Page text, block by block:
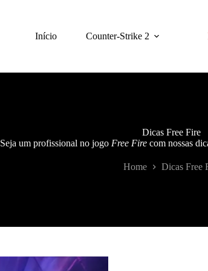
Início Counter-Strike 2
Dicas Free Fire
Seja um profissional no jogo Free Firecom nossas
Home Dicas Free